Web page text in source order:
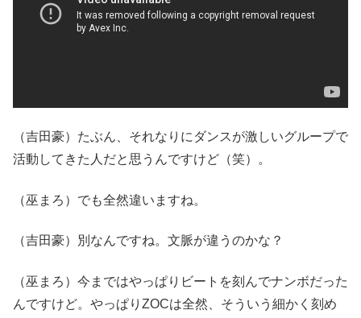
（吉田豪）たぶん、それなりにダンスが激しいグループで
活動してきた人だと思うんですけど（笑）。
（巫まろ）でも全然違いますね。
（吉田豪）別なんですね。文脈が違うのかな？
（巫まろ）今まではやっぱりビートを刻んでナンボだった
んですけど。やっぱりZOCは全然、そういう細かく刻め